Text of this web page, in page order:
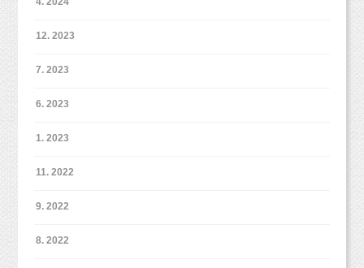
12. 2023
7. 2023
6. 2023
1. 2023
11. 2022
9. 2022
8. 2022